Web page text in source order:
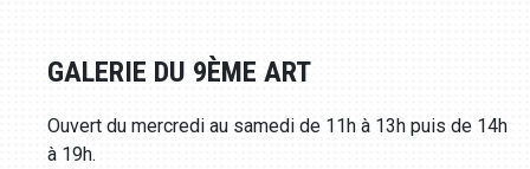
GALERIE DU 9ÈME ART
Ouvert du mercredi au samedi de 11h à 13h puis de 14h
à 19h.